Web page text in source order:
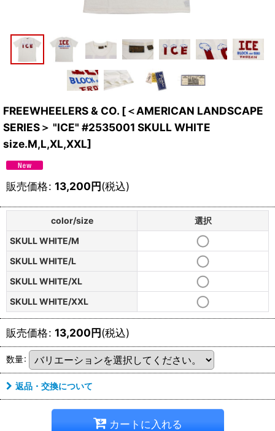
FREEWHEELERS & CO. [＜AMERICAN LANDSCAPE
SERIES＞ "ICE" #2535001 SKULL WHITE
size.M,L,XL,XXL]
販売価格: 13,200円(税込)
color/size
選択
SKULL WHITE/M
SKULL WHITE/L
SKULL WHITE/XL
SKULL WHITE/XXL
販売価格: 13,200円(税込)
数量:
返品・交換について
カートに入れる